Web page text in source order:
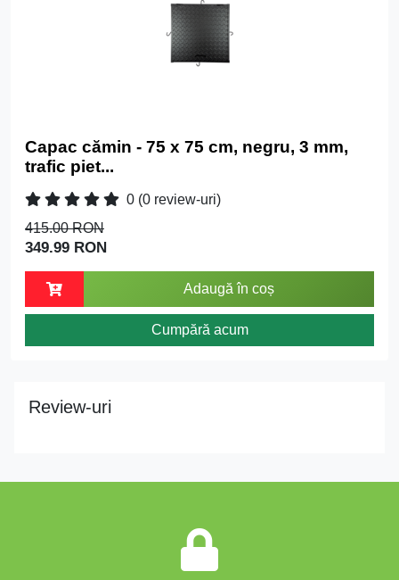
Capac cămin - 75 x 75 cm, negru, 3 mm,
trafic piet...
0 (0 review-uri)
415.00 RON
349.99 RON
Adaugă în coș
Cumpără acum
Review-uri